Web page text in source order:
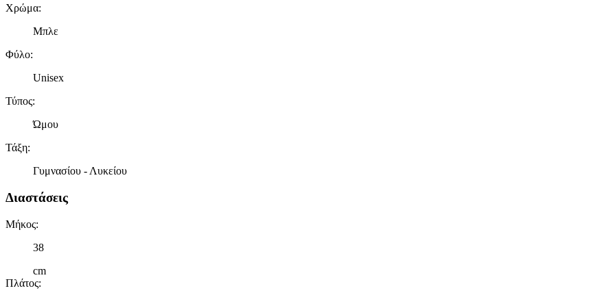
Χρώμα:
Μπλε
Φύλο:
Unisex
Τύπος:
Ώμου
Τάξη:
Γυμνασίου - Λυκείου
Διαστάσεις
Μήκος:
38
cm
Πλάτος: